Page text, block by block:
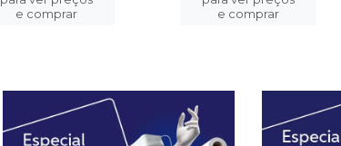
e comprar
e comprar